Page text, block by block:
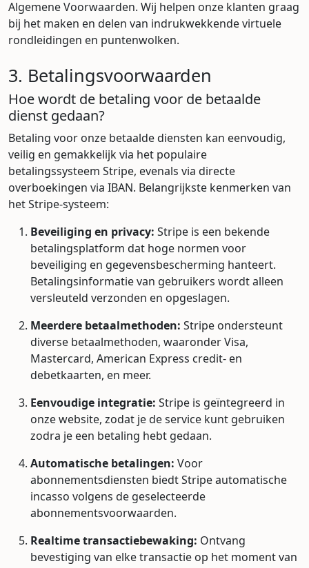
Algemene Voorwaarden. Wij helpen onze klanten graag
bij het maken en delen van indrukwekkende virtuele
rondleidingen en puntenwolken.
3. Betalingsvoorwaarden
Hoe wordt de betaling voor de betaalde
dienst gedaan?
Betaling voor onze betaalde diensten kan eenvoudig,
veilig en gemakkelijk via het populaire
betalingssysteem Stripe, evenals via directe
overboekingen via IBAN. Belangrijkste kenmerken van
het Stripe-systeem:
Beveiliging en privacy: Stripe is een bekende
betalingsplatform dat hoge normen voor
beveiliging en gegevensbescherming hanteert.
Betalingsinformatie van gebruikers wordt alleen
versleuteld verzonden en opgeslagen.
Meerdere betaalmethoden: Stripe ondersteunt
diverse betaalmethoden, waaronder Visa,
Mastercard, American Express credit- en
debetkaarten, en meer.
Eenvoudige integratie: Stripe is geïntegreerd in
onze website, zodat je de service kunt gebruiken
zodra je een betaling hebt gedaan.
Automatische betalingen: Voor
abonnementsdiensten biedt Stripe automatische
incasso volgens de geselecteerde
abonnementsvoorwaarden.
Realtime transactiebewaking: Ontvang
bevestiging van elke transactie op het moment van